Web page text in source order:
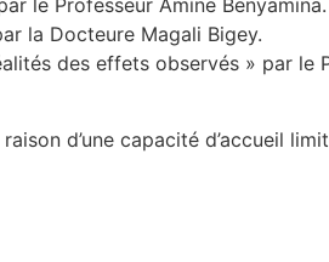
le Professeur Amine Benyamina.
la Docteure Magali Bigey.
des effets observés » par le
d’une capacité d’accueil